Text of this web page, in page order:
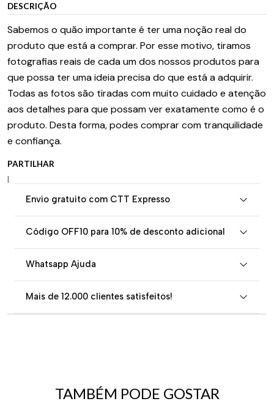
DESCRIÇÃO
Sabemos o quão importante é ter uma noção real do
produto que está a comprar. Por esse motivo, tiramos
fotografias reais de cada um dos nossos produtos para
que possa ter uma ideia precisa do que está a adquirir.
Todas as fotos são tiradas com muito cuidado e atenção
aos detalhes para que possam ver exatamente como é o
produto. Desta forma, podes comprar com tranquilidade
e confiança.
PARTILHAR
|
Envio gratuito com CTT Expresso
Código OFF10 para 10% de desconto adicional
Whatsapp Ajuda
Mais de 12.000 clientes satisfeitos!
TAMBÉM PODE GOSTAR